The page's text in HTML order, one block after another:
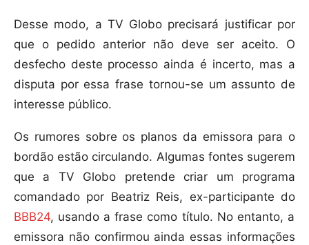
Desse modo, a TV Globo precisará justificar por
que o pedido anterior não deve ser aceito. O
desfecho deste processo ainda é incerto, mas a
disputa por essa frase tornou-se um assunto de
interesse público.
Os rumores sobre os planos da emissora para o
bordão estão circulando. Algumas fontes sugerem
que a TV Globo pretende criar um programa
comandado por Beatriz Reis, ex-participante do
BBB24, usando a frase como título. No entanto, a
emissora não confirmou ainda essas informações